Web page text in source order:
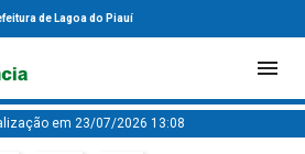
de Lagoa do Piauí
em 23/07/2026 13:08